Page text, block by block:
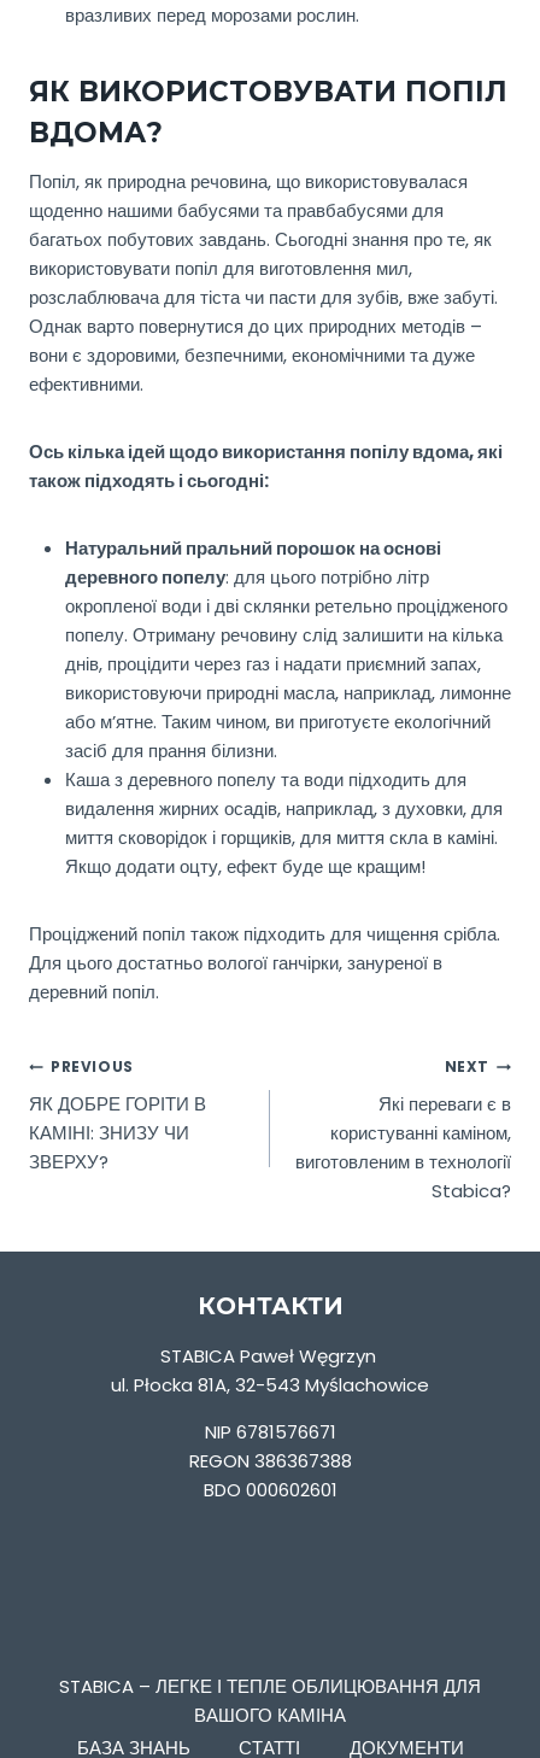
вразливих перед морозами рослин.
ЯК ВИКОРИСТОВУВАТИ ПОПІЛ
ВДОМА?
Попіл, як природна речовина, що використовувалася
щоденно нашими бабусями та правбабусями для
багатьох побутових завдань. Сьогодні знання про те, як
використовувати попіл для виготовлення мил,
розслаблювача для тіста чи пасти для зубів, вже забуті.
Однак варто повернутися до цих природних методів –
вони є здоровими, безпечними, економічними та дуже
ефективними.
Ось кілька ідей щодо використання попілу вдома, які
також підходять і сьогодні:
Натуральний пральний порошок на основі
деревного попелу: для цього потрібно літр
окропленої води і дві склянки ретельно процідженого
попелу. Отриману речовину слід залишити на кілька
днів, процідити через газ і надати приємний запах,
використовуючи природні масла, наприклад, лимонне
або м’ятне. Таким чином, ви приготуєте екологічний
засіб для прання білизни.
Каша з деревного попелу та води підходить для
видалення жирних осадів, наприклад, з духовки, для
миття сковорідок і горщиків, для миття скла в каміні.
Якщо додати оцту, ефект буде ще кращим!
Проціджений попіл також підходить для чищення срібла.
Для цього достатньо вологої ганчірки, зануреної в
деревний попіл.
POST
NAVIGATION
PREVIOUS
ЯК ДОБРЕ ГОРІТИ В
КАМІНІ: ЗНИЗУ ЧИ
ЗВЕРХУ?
NEXT
Які переваги є в
користуванні каміном,
виготовленим в технології
Stabica?
КОНТАКТИ
STABICA Paweł Węgrzyn
ul. Płocka 81A, 32-543 Myślachowice
NIP 6781576671
REGON 386367388
BDO 000602601
STABICA – ЛЕГКЕ І ТЕПЛЕ ОБЛИЦЮВАННЯ ДЛЯ
ВАШОГО КАМІНА
БАЗА ЗНАНЬ
СТАТТІ ДОКУМЕНТИ